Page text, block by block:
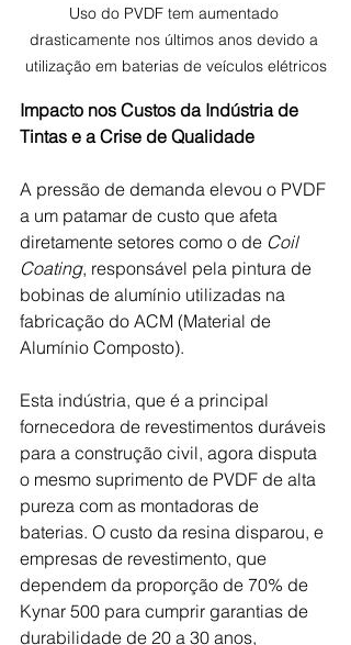
Uso do PVDF tem aumentado
drasticamente nos últimos anos devido a
utilização em baterias de veículos elétricos
Impacto nos Custos da Indústria de
Tintas e a Crise de Qualidade
A pressão de demanda elevou o PVDF
a um patamar de custo que afeta
diretamente setores como o de Coil
Coating, responsável pela pintura de
bobinas de alumínio utilizadas na
fabricação do ACM (Material de
Alumínio Composto).
Esta indústria, que é a principal
fornecedora de revestimentos duráveis
para a construção civil, agora disputa
o mesmo suprimento de PVDF de alta
pureza com as montadoras de
baterias. O custo da resina disparou, e
empresas de revestimento, que
dependem da proporção de 70% de
Kynar 500 para cumprir garantias de
durabilidade de 20 a 30 anos,